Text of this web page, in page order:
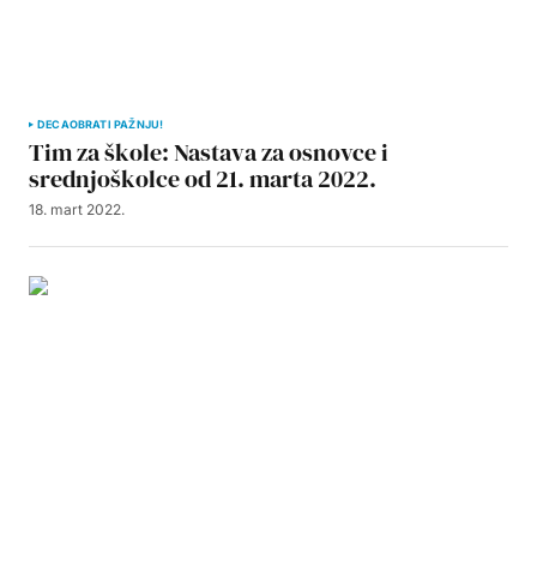
DECAOBRATI PAŽNJU!
Tim za škole: Nastava za osnovce i
srednjoškolce od 21. marta 2022.
18. mart 2022.